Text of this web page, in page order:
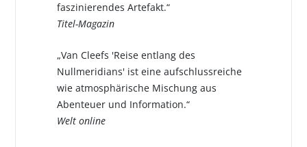
faszinierendes Artefakt.“
Titel-Magazin
„Van Cleefs 'Reise entlang des
Nullmeridians' ist eine aufschlussreiche
wie atmosphärische Mischung aus
Abenteuer und Information.“
Welt online